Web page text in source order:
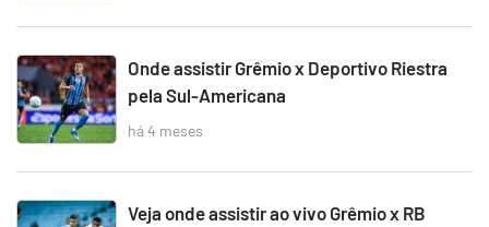
Onde assistir Grêmio x Deportivo Riestra
pela Sul-Americana
há 4 meses
Veja onde assistir ao vivo Grêmio x RB